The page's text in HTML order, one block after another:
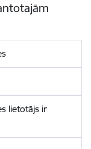
lietotājs ir